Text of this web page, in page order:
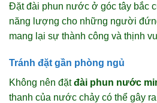
Đặt đài phun nước ở góc tây bắc
năng lượng cho những người
mang lại sự thành công và thịnh
Tránh đặt gần phòng ngủ
Không nên đặtđài phun nước
thanh của nước chảy có thể gây